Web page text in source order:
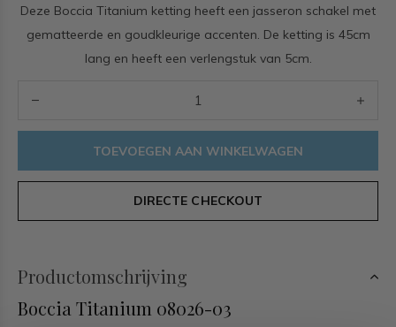
Deze Boccia Titanium ketting heeft een jasseron schakel met
gematteerde en goudkleurige accenten. De ketting is 45cm
lang en heeft een verlengstuk van 5cm.
TOEVOEGEN AAN WINKELWAGEN
DIRECTE CHECKOUT
Productomschrijving
Boccia Titanium 08026-03